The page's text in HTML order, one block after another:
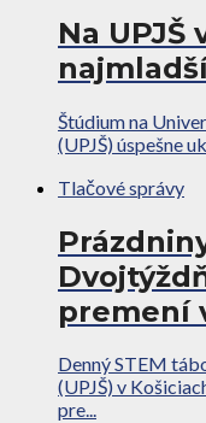
Na UPJŠ
Štúdium na
(UPJŠ) úspešne
Tlačové správy
premení
Denný STEM
(UPJŠ) v
pre...